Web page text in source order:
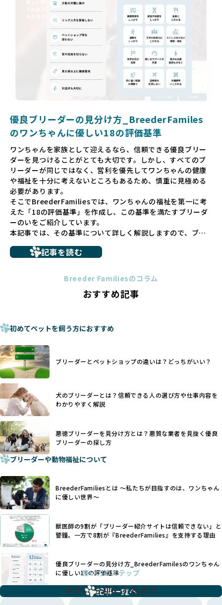
だからこそ、私たちは正しい情報と安心して選べる場所を提
供すべきだと考えています。BreederFamiliesでは、ワンち
ゃんを家族のように愛する「優良ブリーダー」のみを独自の
厳しい基準で厳選し、その評価基準や評価結果をオープンに
しています。これにより、消費者の皆様が安心して子犬やブ
リーダーを選べる環境を整えています。
そして、消費者の皆様が正しい情報をもとに優良ブリーダー
を求めることで、ワンちゃんを家族のように愛する優良ブリ
ーダーが増え、営利優先の「悪徳ブリーダー」が自然と淘汰
される社会を目指しています。目の前の子犬だけでなく、親
ゃんに優しい世界を築いていきたいと考えています。
長するための環境が十分に整っていない場合が多く、販売ま
での間に過密な環境や長距離移動のストレスを受けることが
少なくありません。このような環境は、健康リスクや社会性
の問題につながりやすく、ワンちゃんにとっても望ましいと
は言えません。
こうした背景から、BreederFamiliesはペットショップを介
さない直接販売を採用するとともに、ペットオークションや
ペットショップを利用するブリーダーの掲載も行ってしませ
ん。
ペットショップを避けた方がいい理由の詳細はこちら
法令レベルの最低基準にとどまっていることが問題です。こ
ものに過ぎず、ワンちゃんの心身の福祉やブリーダーの責任
少なくなく、消費者にとって選択の判断が難しい現状があり
さらに、書類審査のみで掲載が許可されるサイトが多く、実
際の飼育環境やブリーダーの姿勢が見えにくい点も課題で
す。こうしたサイトでは、ブリーダーが記載する情報が主で
あり、実際の現場や日々のケアの状況がわからないため、営
利優先の「悪徳ブリーダー」が含まれるリスクが高まりま
す。
BreederFamiliesでは、ワンちゃんを大切にする「優良ブリ
ーダー」のみを紹介するために、法令を超えた独自の基準を
設け、ブリーダーの理念や飼育環境の厳格なチェックを行っ
ています。
一部の営利優先のブリーディングでは、母犬の出産負担を考
えずに大量繁殖が行われ、親犬が心身ともに疲弊するケース
が見られます。さらに、コストカットのために食事を減らし
たり、栄養のない食事を与える、適切な健康管理が行われな
いなど、ワンちゃんの健康と福祉が犠牲にされることも少な
くありません。
また、健康リスクが予測しづらいミックス犬の繁殖や、愛情
が行き届かない多頭飼育等も問題です。これらのブリーディ
ング手法は、ワンちゃんの福祉を無視し、利益のみを追求す
るブリーダーによるものが多く、消費者にとっても深刻な課
題となっています。
BreederFamiliesでは、こうしたワンちゃんに優しくないブ
リーディングをなくすため、すべてのワンちゃんを家族のよ
うに大切に飼育・繁殖を行っている「優良ブリーダー」のみ
優良ブリーダーの見分け方_BreederFamiles
のワンちゃんに優しい18の評価基準
ワンちゃんを家族として迎えるなら、信頼できる優良ブリー
ダーを見つけることがとても大切です。しかし、すべてのブ
リーダーが同じではなく、営利を優先してワンちゃんの健康
や福祉を十分に考えないところもあるため、慎重に見極める
必要があります。
そこでBreederFamiliesでは、ワンちゃんの福祉を第一に考
えた「18の評価基準」を作成し、この基準を満たすブリーダ
ーのいをご紹介しています。
本記事では、その基準について詳しく解説しますので、ブリ
に断尾（しっぽを切る）や断耳（耳を切る）が行われている
ことがあります。
これは痛みを伴う処置で、ワンちゃんの身体的な負担が大き
手段でもあるため、切断されることで他の犬や人間との意思
ヨーロッパ諸国ではこうした処置が禁止されている一方で、
日本ではいまだ行われる場合があります。
優良ブリーダーは動物福祉を優先し、ワンちゃんの自然な姿
を大切にするため断尾・断耳を行いません。
一方、営利優先ブリーダーでは「見た目が良く売れやすい」
ことを理由に断尾や断耳を行うことがあり、中には麻酔なし
で処置するケースも見受けられます。
「耳やしっぽを切らない」詳細はこちら
犬種ごとに異なる健康リスクや育て方のポイントを理解し、
適切に対応するためには、深い知識と豊富な経験が欠かせま
せん。現在、犬種は200種類以上あり、それぞれに特有の健康
たとえば、パグは呼吸器系のトラブルを抱えやすく、ラブラ
ドール・レトリバーには股関節形成不全への注意が必要で
す。このような犬種ごとの違いを熟知し、適切なケアを提供
できるかどうかは、ブリーダーの専門性に大きく関わりま
す。
優良ブリーダーは、少数の犬種（一般的に3種以内）に絞って
繁殖を行い、各犬種の特徴を熟知しています。これにより、
犬種ごとの健康管理や繁殖において質の高いケアを提供する
ことが可能です。
一方、営利優先ブリーダーは流行や需要に応じて扱う犬種を
増やす傾向があり、犬種ごとに異なる健康問題や適切な育成
環境を十分に考慮しない場合があります。こうしたブリーダ
記事を読む
Breeder Familiesのコラム
おすすめ記事
初めてペットを飼う方におすすめ
ブリーダーとペットショップの違いは？どっちがいい？
犬のブリーダーとは？信頼できる人の選び方や仕事内容を
わかりやすく解説
悪徳ブリーダーを見分け方とは？悪質な業者を見抜く優良
ブリーダーの探し方
ブリーダーや動物福祉について
BreederFamiliesとは 〜私たちが目指すのは、ワンちゃん
に優しい世界〜
獣医師の9割が「ブリーダー紹介サイトは信頼できない」と
警鐘。一方で8割が『BreederFamilies』を支持する理由
優良ブリーダーの見分け方_BreederFamilesのワンちゃん
に優しい18の評価基準
記事一覧へ
使い方のステップ
子犬をお迎えするまで